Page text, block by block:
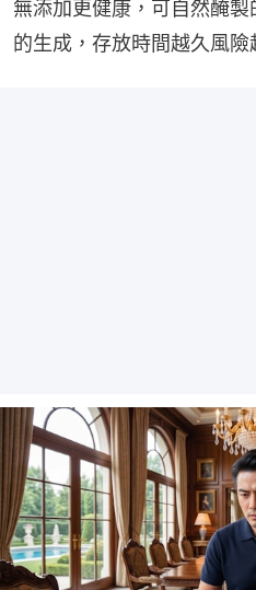
無添加更健康，可自然醃
的生成，存放時間越久風險